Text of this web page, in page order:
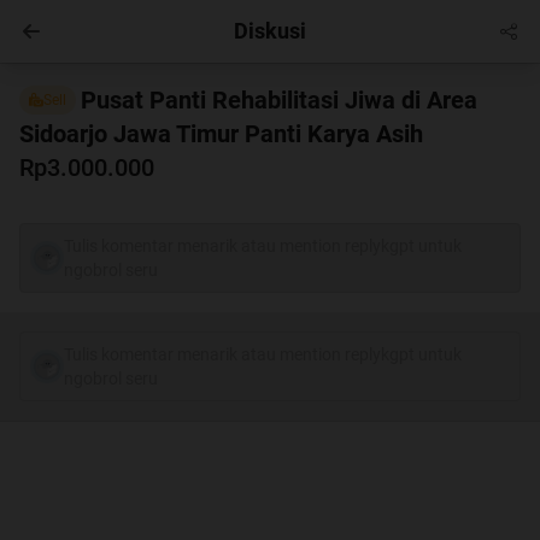
Masuk
Diskusi
Sell
Pusat Panti Rehabilitasi Jiwa di Area
Sidoarjo Jawa Timur Panti Karya Asih
Rp3.000.000